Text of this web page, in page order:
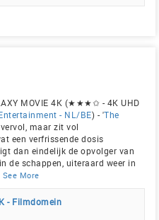
MOVIE 4K (★★★✩ - 4K UHD
- NL/BE) - 'The
maar zit vol
een verfrissende dosis
dan eindelijk de opvolger van
in de schappen, uiteraard weer in
See More
- Filmdomein